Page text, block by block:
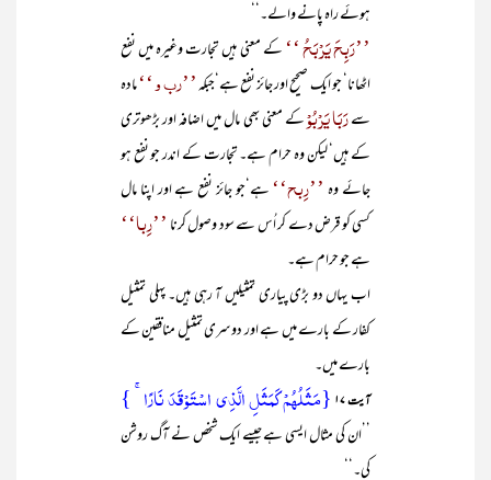
ہوئے راہ پانے والے۔‘‘
’’رَبِحَ یَرْبَحُ ‘‘کے معنی ہیں تجارت وغیرہ میں نفع
اٹھانا‘ جو ایک صحیح اور جائز نفع ہے‘جبکہ’’رب و ‘‘مادہ
سےرَبَا یَرْبُوْکے معنی بھی مال میں اضافہ اور بڑھوتری
کے ہیں‘ لیکن وہ حرام ہے۔ تجارت کے اندر جو نفع ہو
جائے وہ’’رِبح‘‘ہے‘جو جائز نفع ہے اور اپنا مال
کسی کو قرض دے کر اُس سے سود وصول کرنا’’رِبا‘‘
ہے جو حرام ہے۔
اب یہاں دو بڑی پیاری تمثیلیں آ رہی ہیں۔ پہلی تمثیل
کفار کے بارے میں ہے اور دوسری تمثیل منافقین کے
بارے میں۔
آیت ۱۷ {مَثَلُہُمۡ کَمَثَلِ الَّذِی اسۡتَوۡقَدَ نَارًا ۚ }
’’ان کی مثال ایسی ہے جیسے ایک شخص نے آگ روشن
کی۔‘‘